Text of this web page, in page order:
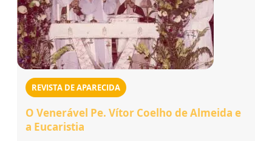
REVISTA DE APARECIDA
O Venerável Pe. Vítor Coelho de Almeida e
a Eucaristia